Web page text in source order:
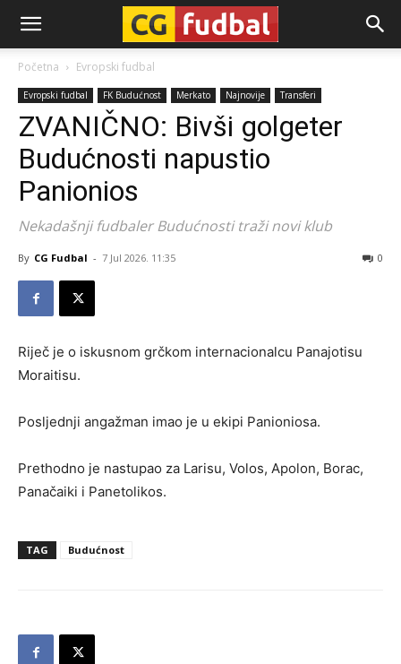
CG-
Fudbal
Početna Evropski fudbal
Evropski fudbal FK Budućnost Merkato Najnovije Transferi
ZVANIČNO: Bivši golgeter
Budućnosti napustio
Panionios
Nekadašnji fudbaler Budućnosti traži novi klub
By CG Fudbal - 7 Jul 2026. 11:35 0
Riječ je o iskusnom grčkom internacionalcu Panajotisu
Moraitisu.
Posljednji angažman imao je u ekipi Panioniosa.
Prethodno je nastupao za Larisu, Volos, Apolon, Borac,
Panačaiki i Panetolikos.
TAG Budućnost